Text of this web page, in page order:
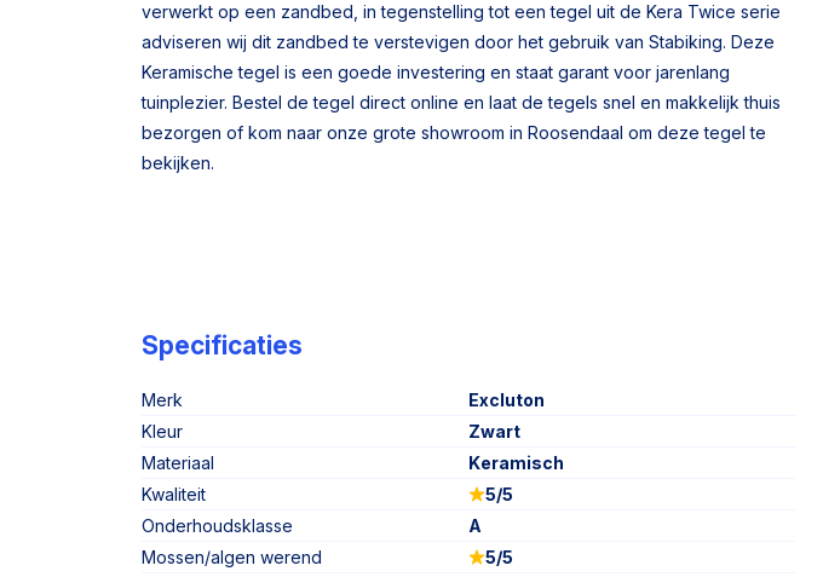
verwerkt op een zandbed, in tegenstelling tot een tegel uit de Kera Twice serie
adviseren wij dit zandbed te verstevigen door het gebruik van Stabiking. Deze
Keramische tegel is een goede investering en staat garant voor jarenlang
tuinplezier. Bestel de tegel direct online en laat de tegels snel en makkelijk thuis
bezorgen of kom naar onze grote showroom in Roosendaal om deze tegel te
bekijken.
Specificaties
Merk
Excluton
Kleur
Zwart
Materiaal
Keramisch
Kwaliteit
5/5
Onderhoudsklasse
A
Mossen/algen werend
5/5